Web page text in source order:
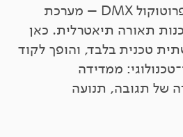
המספר 512 לקוח מפרוטוקול DMX – מערכת
תאורה תיאטרלית. כאן
טכנית בלבד, והופך לקוד
ממדידה
של תגובה, תנועה